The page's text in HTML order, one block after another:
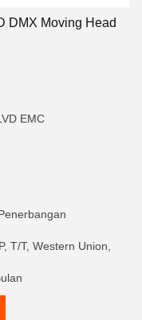
DMX Moving Head
EMC
T/T, Western Union,